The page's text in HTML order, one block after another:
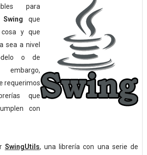
para
que
y que
sea a nivel
o de
requerimos
que
con
SwingUtils, una librería con una serie de